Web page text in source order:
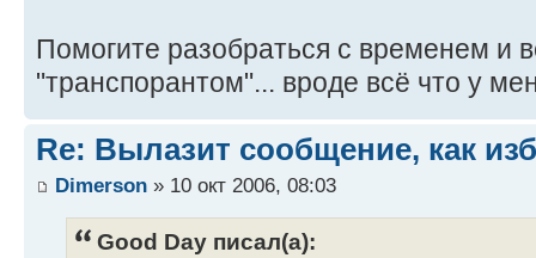
Помогите разобраться с временем и
"транспорантом"... вроде всё что у
Re: Вылазит сообщение, как
Dimerson » 10 окт 2006, 08:03
Good Day писал(а):